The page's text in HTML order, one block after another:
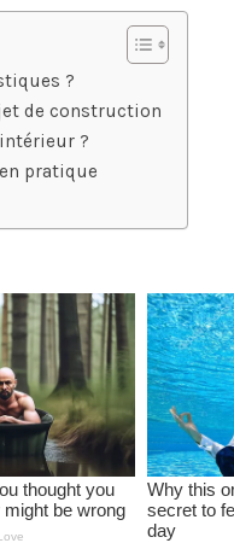
?
de construction
?
pratique